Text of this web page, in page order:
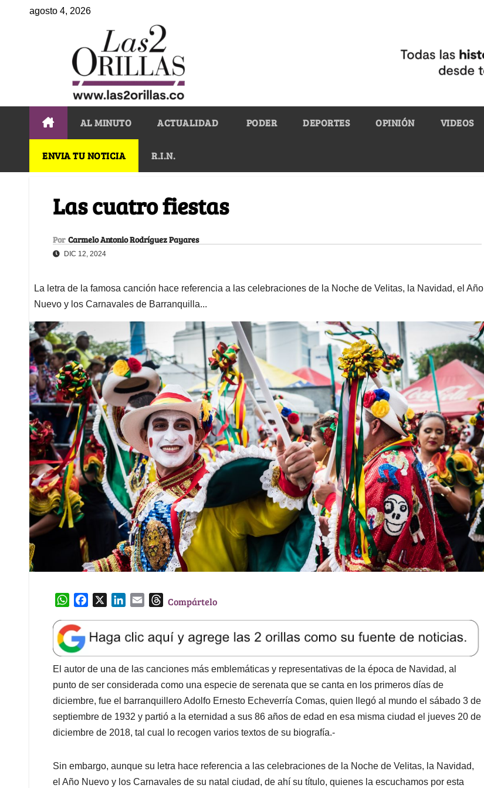
agosto 4, 2026
AL MINUTO ACTUALIDAD PODER DEPORTES OPINIÓN VIDEOS
ENVIA TU NOTICIA R.I.N.
Las cuatro fiestas
Por Carmelo Antonio Rodríguez Payares
DIC 12, 2024
La letra de la famosa canción hace referencia a las celebraciones de la Noche de Velitas, la Navidad, el Año
Nuevo y los Carnavales de Barranquilla...
W
a
t
s
A
p
p
e
b
o
o
k
k
e
d
I
n
l
T
e
a
d
s
Compártelo
El autor de una de las canciones más emblemáticas y representativas de la época de Navidad, al
punto de ser considerada como una especie de serenata que se canta en los primeros días de
diciembre, fue el barranquillero Adolfo Ernesto Echeverría Comas, quien llegó al mundo el sábado 3 de
septiembre de 1932 y partió a la eternidad a sus 86 años de edad en esa misma ciudad el jueves 20 de
diciembre de 2018, tal cual lo recogen varios textos de su biografía.-
Sin embargo, aunque su letra hace referencia a las celebraciones de la Noche de Velitas, la Navidad,
el Año Nuevo y los Carnavales de su natal ciudad, de ahí su título, quienes la escuchamos por esta